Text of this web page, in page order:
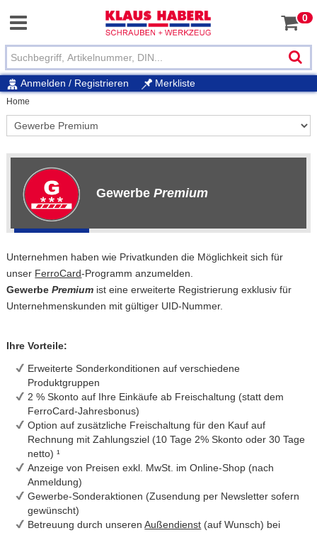
0
Anmelden / Registrieren Merkliste
Home
GewerbePremium
Unternehmen haben wie Privatkunden die Möglichkeit sich für
unser FerroCard-Programm anzumelden.
GewerbePremium ist eine erweiterte Registrierung exklusiv für
Unternehmenskunden mit gültiger UID-Nummer.
Ihre Vorteile:
Erweiterte Sonderkonditionen auf verschiedene
Produktgruppen
2 % Skonto auf Ihre Einkäufe ab Freischaltung (statt dem
FerroCard-Jahresbonus)
Option auf zusätzliche Freischaltung für den Kauf auf
Rechnung mit Zahlungsziel (10 Tage 2% Skonto oder 30 Tage
netto) ¹
Anzeige von Preisen exkl. MwSt. im Online-Shop (nach
Anmeldung)
Gewerbe-Sonderaktionen (Zusendung per Newsletter sofern
gewünscht)
Betreuung durch unserenAußendienst (auf Wunsch) bei